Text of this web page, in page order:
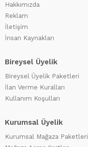
Hakkımızda
Reklam
İletişim
İnsan Kaynakları
Bireysel Üyelik
Bireysel Üyelik Paketleri
İlan Verme Kuralları
Kullanım Koşulları
Kurumsal Üyelik
Kurumsal Mağaza Paketleri